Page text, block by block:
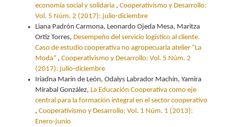
economía social y solidaria , Cooperativismo y Desarrollo:
Vol. 5 Núm. 2 (2017): julio-diciembre
Liana Padrón Carmona, Leonardo Ojeda Mesa, Maritza
Ortiz Torres, Desempeño del servicio logístico al cliente.
Caso de estudio cooperativa no agropecuaria atelier “La
Moda” , Cooperativismo y Desarrollo: Vol. 5 Núm. 2
(2017): julio-diciembre
Iriadna Marín de León, Odalys Labrador Machín, Yamira
Mirabal González, La Educación Cooperativa como eje
central para la formación integral en el sector cooperativo
, Cooperativismo y Desarrollo: Vol. 1 Núm. 1 (2013):
Enero-junio